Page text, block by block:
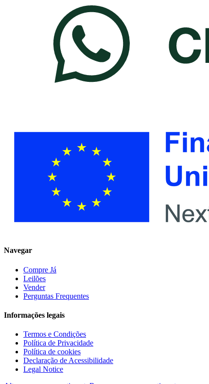
Navegar
Compre Já
Leilões
Vender
Perguntas Frequentes
Informações legais
Termos e Condições
Política de Privacidade
Política de cookies
Declaração de Acessibilidade
Legal Notice